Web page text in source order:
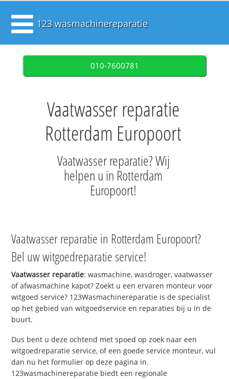
123 wasmachinereparatie
010-7600781
Vaatwasser reparatie
Rotterdam Europoort
Vaatwasser reparatie? Wij
helpen u in Rotterdam
Europoort!
Vaatwasser reparatie in Rotterdam Europoort?
Bel uw witgoedreparatie service!
Vaatwasser reparatie: wasmachine, wasdroger, vaatwasser
of afwasmachine kapot? Zoekt u een ervaren monteur voor
witgoed service? 123Wasmachinereparatie is de specialist
op het gebied van witgoedservice en reparaties bij u in de
buurt.
Dus bent u deze ochtend met spoed op zoek naar een
witgoedreparatie service, of een goede service monteur, vul
dan nu het formulier op deze pagina in.
123wasmachinereparatie biedt een regionale